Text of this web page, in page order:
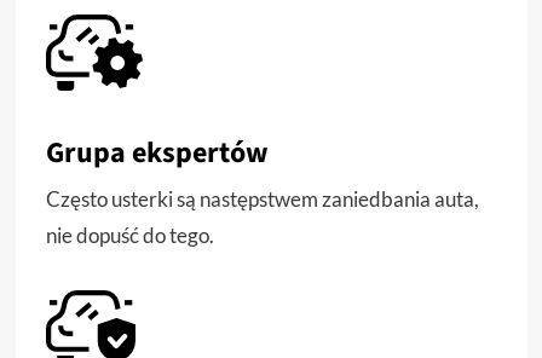
Grupa ekspertów
Często usterki są następstwem zaniedbania auta,
nie dopuść do tego.